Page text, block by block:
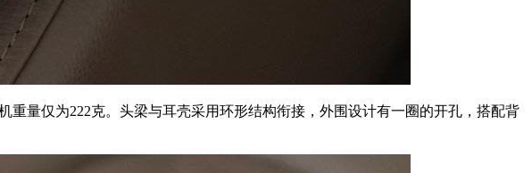
量仅为222克。头梁与耳壳采用环形结构衔接，外围设计有一圈的开孔，搭配背